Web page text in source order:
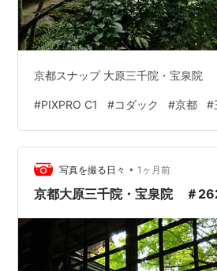
京都スナップ 大原三千院・宝泉院
#PIXPRO C1 #コダック #京都 #
写真を撮る日々 • 1ヶ月前
京都大原三千院・宝泉院 ＃